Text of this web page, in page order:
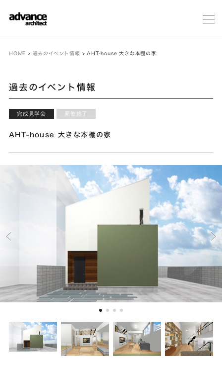
メ
HOME > 過去のイベント情報 >AHT-house 大きな本棚の家
過去のイベント情報
完成見学会 開催終了
AHT-house 大きな本棚の家